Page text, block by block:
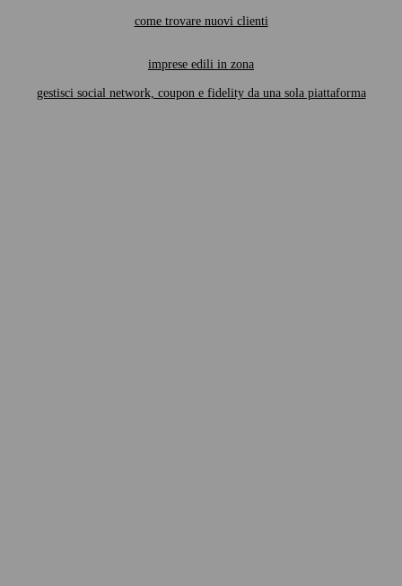
come trovare nuovi clienti
imprese edili in zona
gestisci social network, coupon e fidelity da una sola piattaforma